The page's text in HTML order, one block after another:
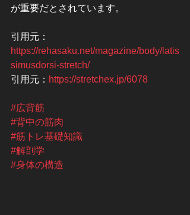
が重要だとされています。
引用元：
https://rehasaku.net/magazine/body/latis
simusdorsi-stretch/
引用元： https://stretchex.jp/6078
#広背筋
#背中の筋肉
#筋トレ基礎知識
#解剖学
#身体の構造